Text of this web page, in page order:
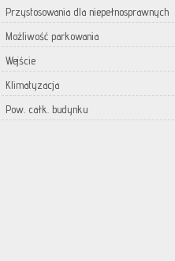
Przystosowania dla niepełnosprawnych
Możliwość parkowania
Wejście
Klimatyzacja
Pow. całk. budynku